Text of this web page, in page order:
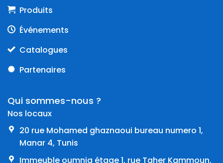
Produits
Événements
Catalogues
Partenaires
Qui sommes-nous ?
Nos locaux
20 rue Mohamed ghaznaoui bureau numero 1,
Manar 4, Tunis
Immeuble oumnia étage 1, rue Taher Kammoun,